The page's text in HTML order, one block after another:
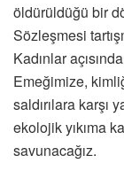
öldürüldüğü bir
Sözleşmesi
Kadınlar
Emeğimize,
saldırılara karşı
ekolojik yıkıma
savunacağız.